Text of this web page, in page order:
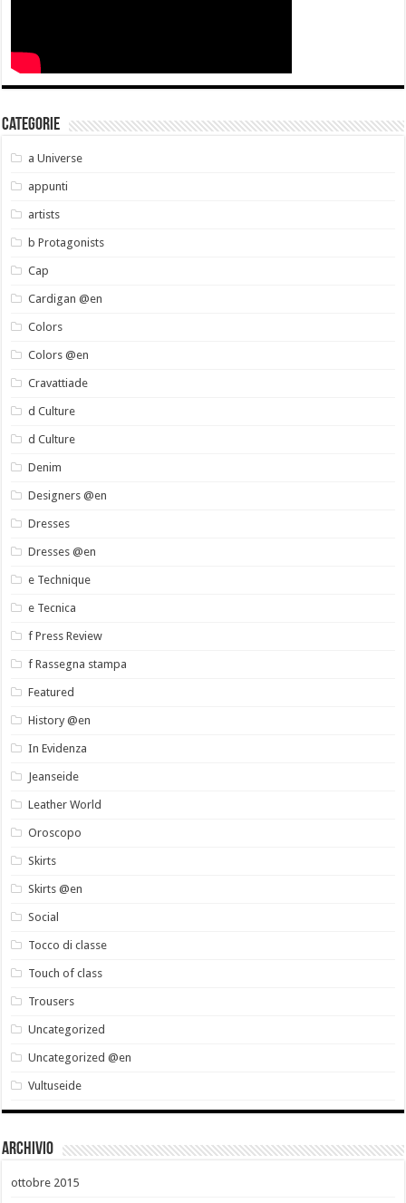
Categorie
a Universe
appunti
artists
b Protagonists
Cap
Cardigan @en
Colors
Colors @en
Cravattiade
d Culture
d Culture
Denim
Designers @en
Dresses
Dresses @en
e Technique
e Tecnica
f Press Review
f Rassegna stampa
Featured
History @en
In Evidenza
Jeanseide
Leather World
Oroscopo
Skirts
Skirts @en
Social
Tocco di classe
Touch of class
Trousers
Uncategorized
Uncategorized @en
Vultuseide
Archivio
ottobre 2015